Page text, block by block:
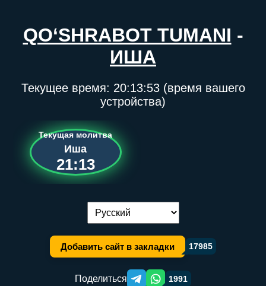
QO‘SHRABOT TUMANI -
ИША
Текущее время: 20:13:53(время вашего
устройства)
Текущая молитва
Иша
21:13
Переключение языка:
Добавить сайт в закладки 17985
Поделиться Telegram orqali ulashish
WhatsApp orqali ulashish
1991